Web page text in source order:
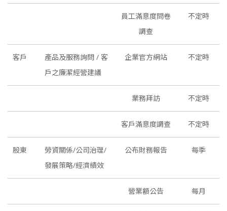
員工滿意度問卷
調查
不定時
客戶
產品及服務詢問 / 客
戶之廉潔經營建議
企業官方網站 不定時
業務拜訪 不定時
客戶滿意度調查 不定時
股東
勞資關係/公司治理/
發展策略/經濟績效
公布財務報告 每季
營業額公告 每月